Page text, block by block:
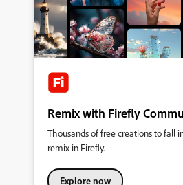
Remix with Firefly
Thousands of free creations to fall
remix in Firefly.
Explore now